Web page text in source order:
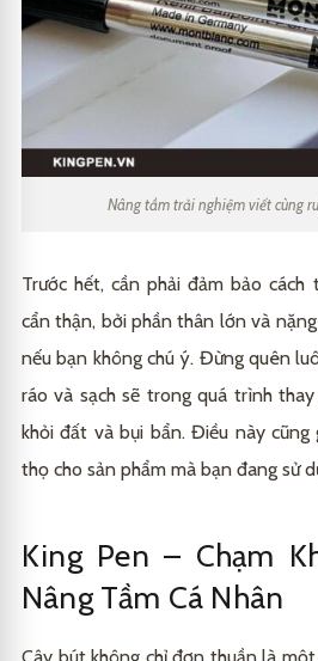
Nâng tầm trải nghiệm viết cùng
Trước hết, cần phải đảm bảo
cẩn thận, bởi phần thân lớn và
nếu bạn không chú ý. Đừng quên
ráo và sạch sẽ trong quá trình
khỏi đất và bụi bẩn. Điều này
thọ cho sản phẩm mà bạn đang sử
King Pen – Chạm
Nâng Tầm Cá Nhân